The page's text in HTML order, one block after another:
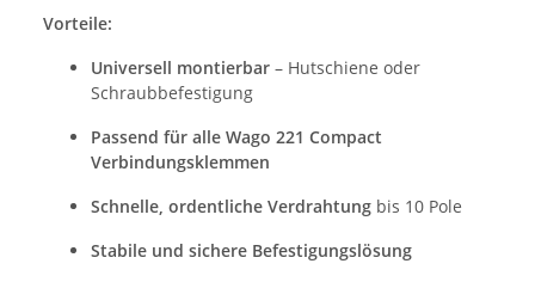
Vorteile:
Universell montierbar – Hutschiene oder
Schraubbefestigung
Passend für alle Wago 221 Compact
Verbindungsklemmen
Schnelle, ordentliche Verdrahtung bis 10 Pole
Stabile und sichere Befestigungslösung